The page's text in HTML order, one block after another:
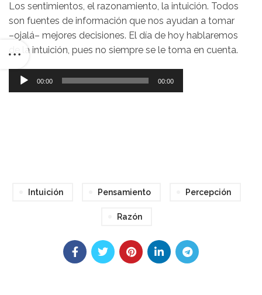
Los sentimientos, el razonamiento, la intuición. Todos
son fuentes de información que nos ayudan a tomar
–ojalá– mejores decisiones. El día de hoy hablaremos
de la intuición, pues no siempre se le toma en cuenta.
Reproductor
de
00:00 00:00
Intuición Pensamiento Percepción
Razón